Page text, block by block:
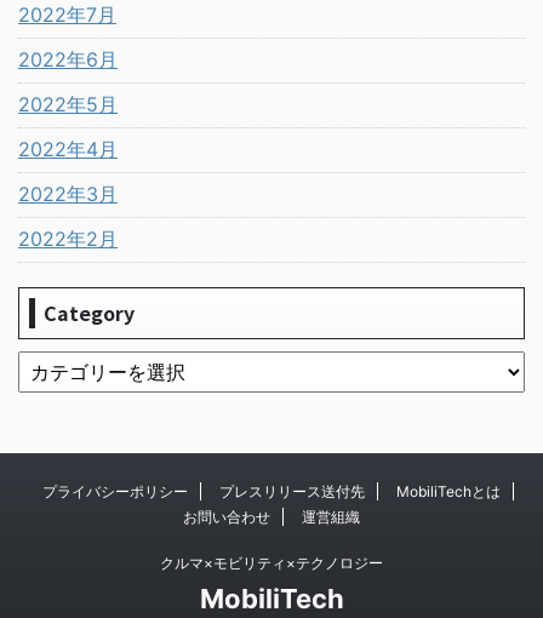
2022年7月
2022年6月
2022年5月
2022年4月
2022年3月
2022年2月
Category
プライバシーポリシー プレスリリース送付先
MobiliTechとは
お問い合わせ
運営組織
クルマ×モビリティ×テクノロジー
MobiliTech